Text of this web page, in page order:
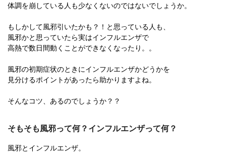
体調を崩している人も少なくないのではないでしょうか。
もしかして風邪引いたかも？！と思っている人も、
風邪かと思っていたら実はインフルエンザで
高熱で数日間動くことができなくなったり。。
風邪の初期症状のときにインフルエンザかどうかを
見分けるポイントがあったら助かりますよね。
そんなコツ、あるのでしょうか？？
そもそも風邪って何？インフルエンザって何？
風邪とインフルエンザ。